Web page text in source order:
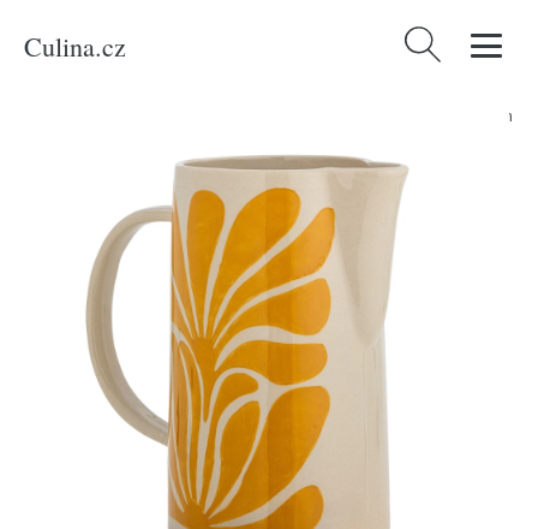
Culina.cz Vyhledávání
Bloomingville Kameninový džbán